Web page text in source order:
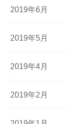
2019年6月
2019年5月
2019年4月
2019年2月